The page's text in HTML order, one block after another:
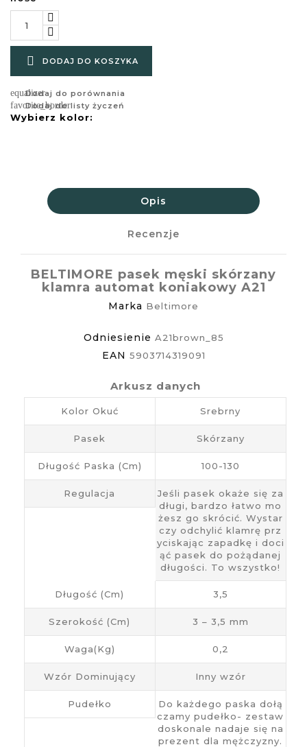
 DODAJ DO KOSZYKA
equalizer
Dodaj do porównania
favorite_border
Dodaj do listy życzeń
Wybierz kolor:
Opis
Recenzje
BELTIMORE pasek męski skórzany
klamra automat koniakowy A21
Marka Beltimore
Odniesienie A21brown_85
EAN 5903714319091
Arkusz danych
Kolor Okuć Srebrny
Pasek Skórzany
Długość Paska (cm) 100-130
Regulacja
Jeśli pasek okaże się za
długi, bardzo łatwo mo
żesz go skrócić. Wystar
czy odchylić klamrę prz
yciskając zapadkę i doci
ąć pasek do pożądanej
długości. To wszystko!
Długość (cm) 3,5
Szerokość (cm) 3 – 3,5 mm
Waga(kg) 0,2
Wzór Dominujący Inny wzór
Pudełko
Do każdego paska dołą
czamy pudełko- zestaw
doskonale nadaje się na
prezent dla mężczyzny.